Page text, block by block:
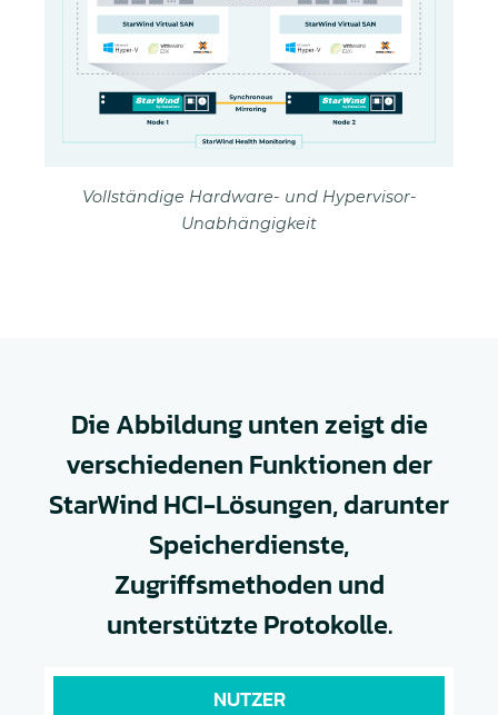
Vollständige Hardware- und Hypervisor-
Unabhängigkeit
Die Abbildung unten zeigt die
verschiedenen Funktionen der
StarWind HCI-Lösungen, darunter
Speicherdienste,
Zugriffsmethoden und
unterstützte Protokolle.
NUTZER